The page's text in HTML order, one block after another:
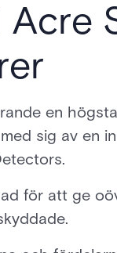
en
sig av en
för att ge